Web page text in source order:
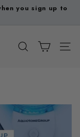
you sign up to
BUSCAR